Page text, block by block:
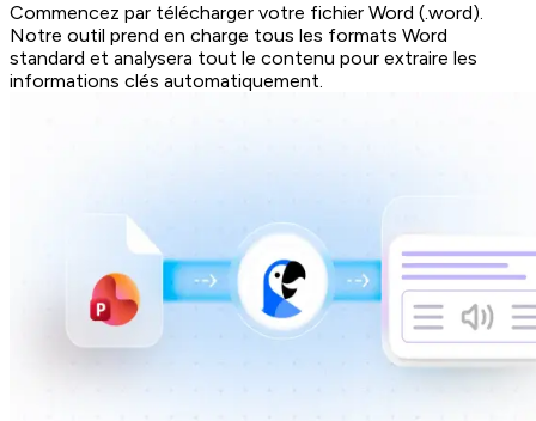
Commencez par télécharger votre fichier Word (.word).
Notre outil prend en charge tous les formats Word
standard et analysera tout le contenu pour extraire les
informations clés automatiquement.